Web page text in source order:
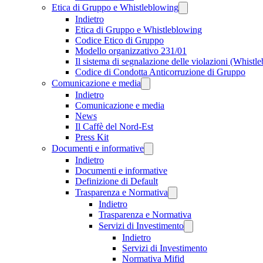
Etica di Gruppo e Whistleblowing
Indietro
Etica di Gruppo e Whistleblowing
Codice Etico di Gruppo
Modello organizzativo 231/01
Il sistema di segnalazione delle violazioni
Codice di Condotta Anticorruzione di Gruppo
Comunicazione e media
Indietro
Comunicazione e media
News
Il Caffè del Nord-Est
Press Kit
Documenti e informative
Indietro
Documenti e informative
Definizione di Default
Trasparenza e Normativa
Indietro
Trasparenza e Normativa
Servizi di Investimento
Indietro
Servizi di Investimento
Normativa Mifid